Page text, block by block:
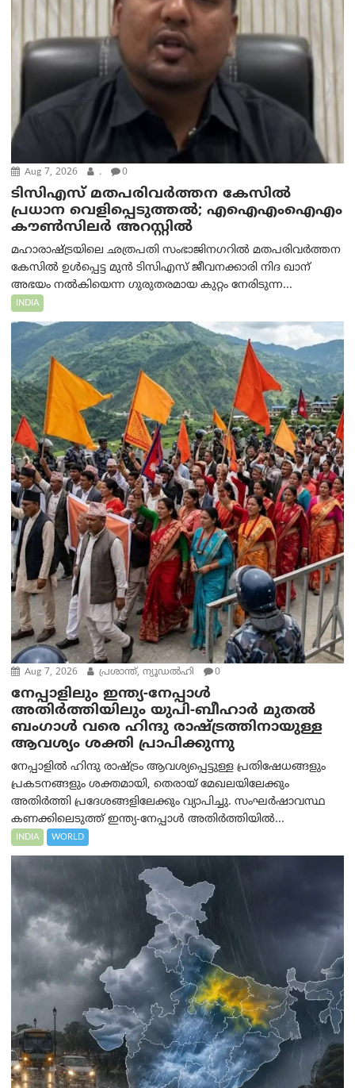
Aug 7, 2026 . 0
ടിസിഎസ് മതപരിവർത്തന കേസിൽ
പ്രധാന വെളിപ്പെടുത്തൽ; എഐഎംഐഎം
കൗൺസിലർ അറസ്റ്റിൽ
മഹാരാഷ്ട്രയിലെ ഛത്രപതി സംഭാജിനഗറിൽ മതപരിവർത്തന
കേസിൽ ഉൾപ്പെട്ട മുൻ ടിസിഎസ് ജീവനക്കാരി നിദ ഖാന്
അഭയം നൽകിയെന്ന ഗുരുതരമായ കുറ്റം നേരിടുന്ന...
INDIA
Aug 7, 2026 പ്രശാന്ത്, ന്യൂഡല്‍ഹി 0
നേപ്പാളിലും ഇന്ത്യ-നേപ്പാൾ
അതിർത്തിയിലും യുപി-ബീഹാർ മുതൽ
ബംഗാൾ വരെ ഹിന്ദു രാഷ്ട്രത്തിനായുള്ള
ആവശ്യം ശക്തി പ്രാപിക്കുന്നു
നേപ്പാളിൽ ഹിന്ദു രാഷ്ട്രം ആവശ്യപ്പെട്ടുള്ള പ്രതിഷേധങ്ങളും
പ്രകടനങ്ങളും ശക്തമായി, തെരായ് മേഖലയിലേക്കും
അതിർത്തി പ്രദേശങ്ങളിലേക്കും വ്യാപിച്ചു. സംഘർഷാവസ്ഥ
കണക്കിലെടുത്ത് ഇന്ത്യ-നേപ്പാൾ അതിർത്തിയിൽ...
INDIA WORLD